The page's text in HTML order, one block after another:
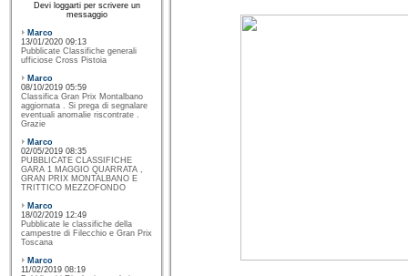
Devi loggarti per scrivere un
messaggio
Marco
13/01/2020 09:13
Pubblicate Classifiche generali
ufficiose Cross Pistoia
Marco
08/10/2019 05:59
Classifica Gran Prix Montalbano
aggiornata . Si prega di segnalare
eventuali anomalie riscontrate .
Grazie
Marco
02/05/2019 08:35
PUBBLICATE CLASSIFICHE
GARA 1 MAGGIO QUARRATA ,
GRAN PRIX MONTALBANO E
TRITTICO MEZZOFONDO
Marco
18/02/2019 12:49
Pubblicate le classifiche della
campestre di Filecchio e Gran Prix
Toscana
Marco
11/02/2019 08:19